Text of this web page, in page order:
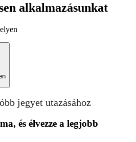
alkalmazásunkat
jegyet utazásához
és élvezze a legjobb